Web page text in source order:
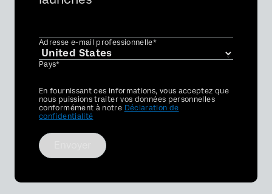
Adresse e-mail professionnelle*
Pays*
Privacy
Optin
En fournissant ces informations, vous acceptez que
nous puissions traiter vos données personnelles
conformément à notre Déclaration de
confidentialité